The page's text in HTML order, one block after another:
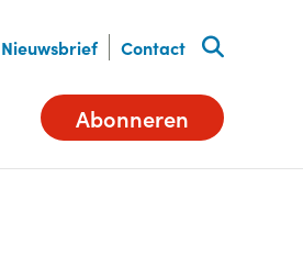
Nieuwsbrief Contact
Abonneren